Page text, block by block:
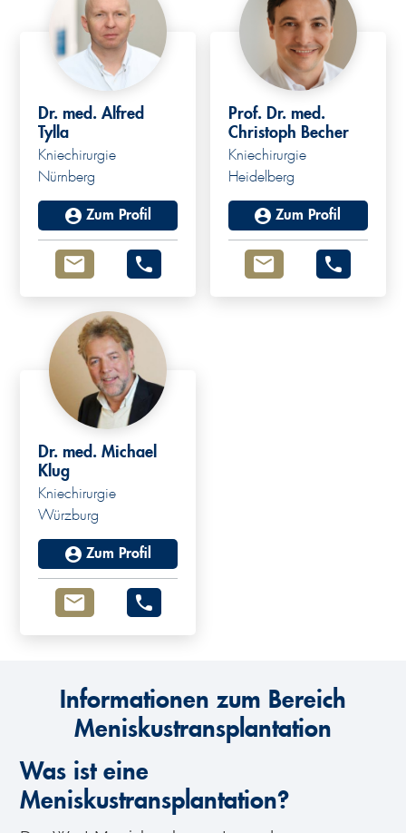
Dr. med. Alfred
Tylla
Kniechirurgie
Nürnberg
Zum Profil
Prof. Dr. med.
Christoph Becher
Kniechirurgie
Heidelberg
Zum Profil
Dr. med. Michael
Klug
Kniechirurgie
Würzburg
Zum Profil
Informationen zum Bereich
Meniskustransplantation
Was ist eine
Meniskustransplantation?